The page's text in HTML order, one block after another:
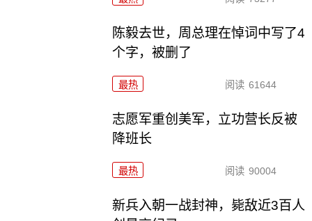
陈毅去世，周总理在悼词中写了4
个字，被删了
最热 阅读 61644
志愿军重创美军，立功营长反被
降班长
最热 阅读 90004
新兵入朝一战封神，毙敌近3百人